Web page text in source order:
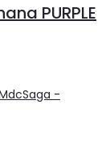
PURPLE